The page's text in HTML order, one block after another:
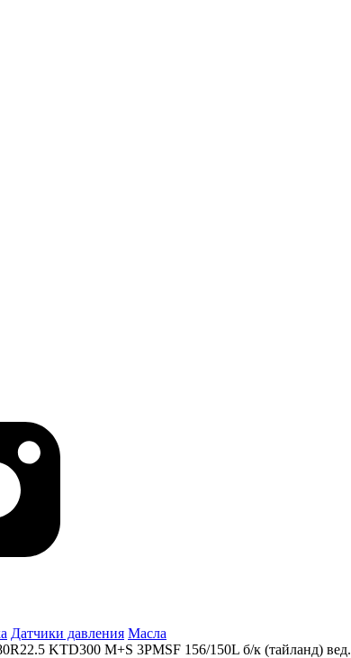
Датчики давления Масла
KTD300 M+S 3PMSF 156/150L б/к (тайланд) вед.